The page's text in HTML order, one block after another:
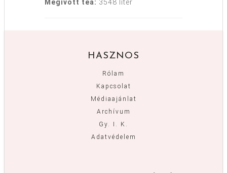
Megivott tea: 3548 liter
HASZNOS
Rólam
Kapcsolat
Médiaajánlat
Archívum
Gy. I. K.
Adatvédelem